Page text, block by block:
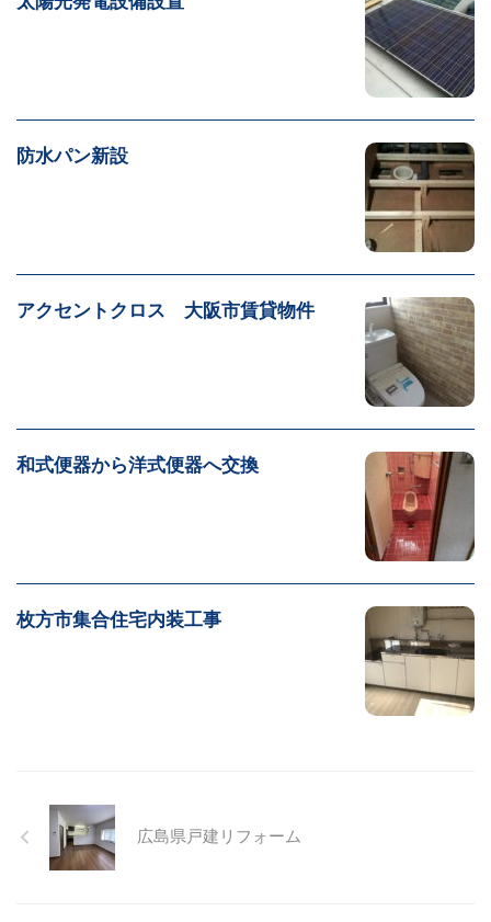
防水パン新設
アクセントクロス 大阪市賃貸物件
和式便器から洋式便器へ交換
枚方市集合住宅内装工事
広島県戸建リフォーム